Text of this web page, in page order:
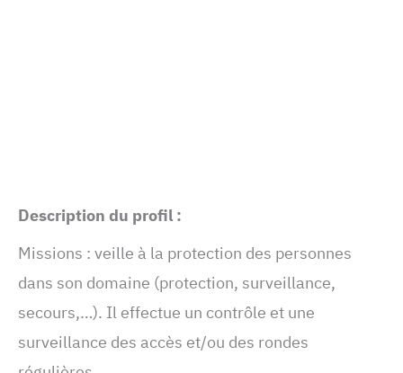
Description du profil :
Missions : veille à la protection des personnes
dans son domaine (protection, surveillance,
secours,…). Il effectue un contrôle et une
surveillance des accès et/ou des rondes